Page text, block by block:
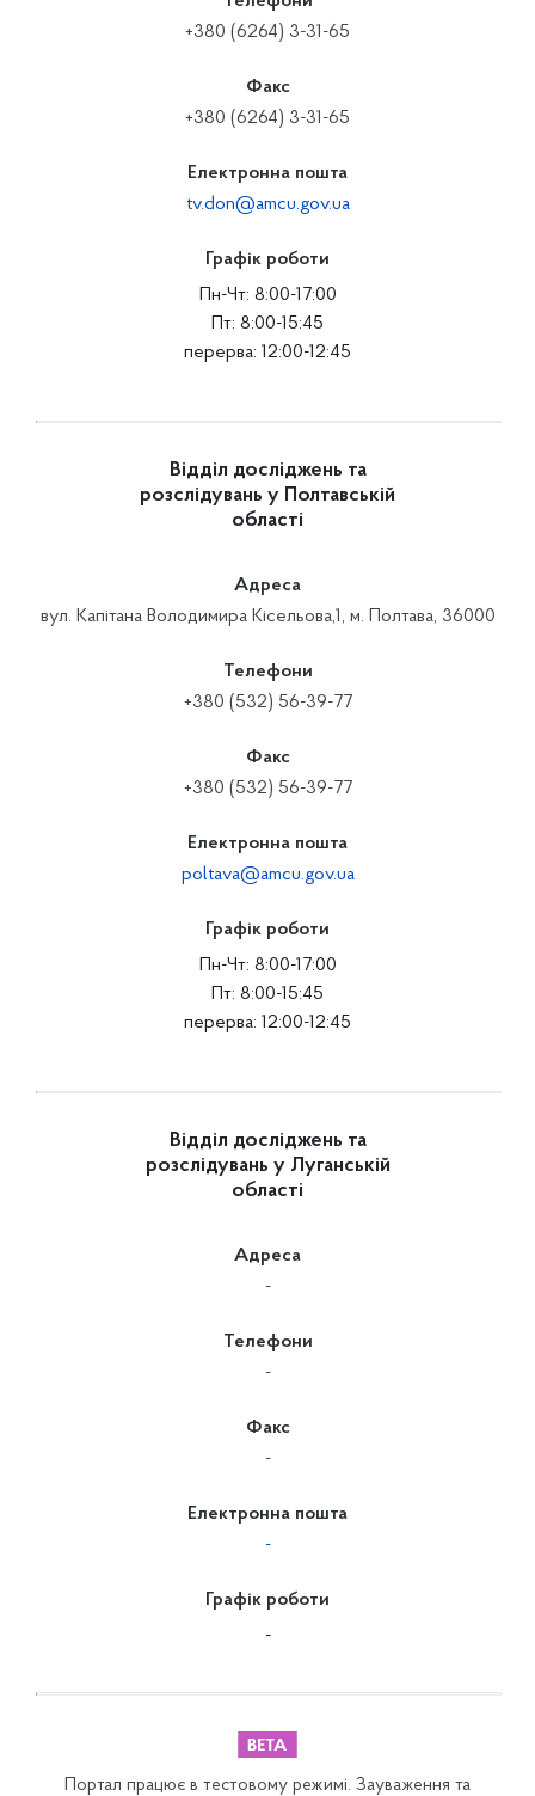
+380 (6264) 3-31-65
Факс
+380 (6264) 3-31-65
Електронна пошта
tv.don@amcu.gov.ua
Графік роботи
Пн-Чт: 8:00-17:00
Пт: 8:00-15:45
перерва: 12:00-12:45
Відділ досліджень та
розслідувань у Полтавській
області
Адреса
вул. Капітана Володимира Кісельова,1, м. Полтава, 36000
Телефони
+380 (532) 56-39-77
Факс
+380 (532) 56-39-77
Електронна пошта
poltava@amcu.gov.ua
Графік роботи
Пн-Чт: 8:00-17:00
Пт: 8:00-15:45
перерва: 12:00-12:45
Відділ досліджень та
розслідувань у Луганській
області
Адреса
-
Телефони
-
Факс
-
Електронна пошта
-
Графік роботи
-
Портал працює в тестовому режимі. Зауваження та